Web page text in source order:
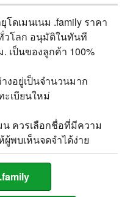
โดเมนเนม .family ราคา
วโลก อนุมัติในทันที
เป็นของลูกค้า 100%
งอยู่เป็นจำนวนมาก
ะเบียนใหม่
น ควรเลือกชื่อที่มีความ
ผู้พบเห็นจดจำได้ง่าย